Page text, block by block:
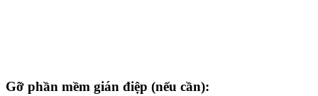
Gỡ phần mềm gián điệp (nếu cần):